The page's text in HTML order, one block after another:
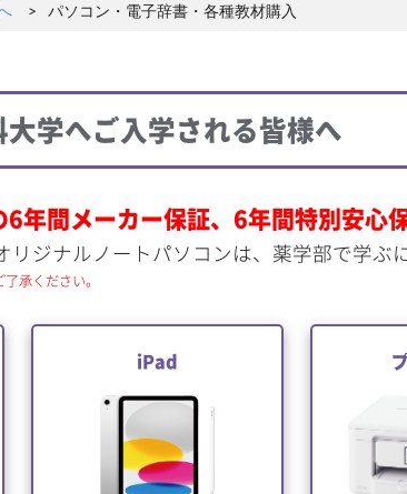
パソコン・電子辞書・各種教材購入
学へご入学される皆様へ
年間メーカー保証、6年間特別安心
リジナルノートパソコンは、薬学部で学ぶ
承ください。
iPad